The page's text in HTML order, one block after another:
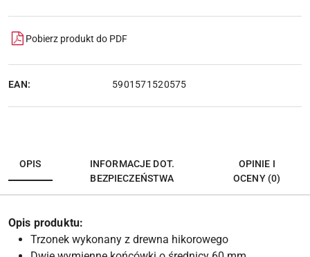
Pobierz produkt do PDF
EAN: 5901571520575
OPIS
INFORMACJE DOT.
BEZPIECZEŃSTWA
OPINIE I
OCENY (0)
Opis produktu:
Trzonek wykonany z drewna hikorowego